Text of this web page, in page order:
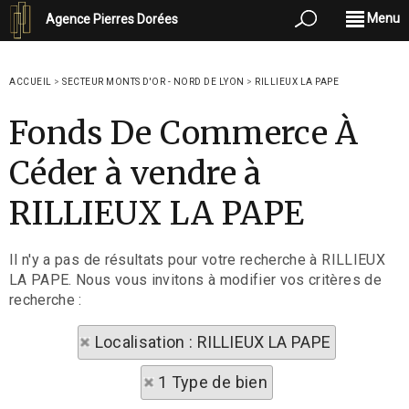
Agence Pierres Dorées Menu
ACCUEIL > SECTEUR MONTS D'OR - NORD DE LYON > RILLIEUX LA PAPE
Fonds De Commerce À
Céder à vendre à
RILLIEUX LA PAPE
Il n'y a pas de résultats pour votre recherche à RILLIEUX
LA PAPE. Nous vous invitons à modifier vos critères de
recherche :
Localisation : RILLIEUX LA PAPE
1 Type de bien